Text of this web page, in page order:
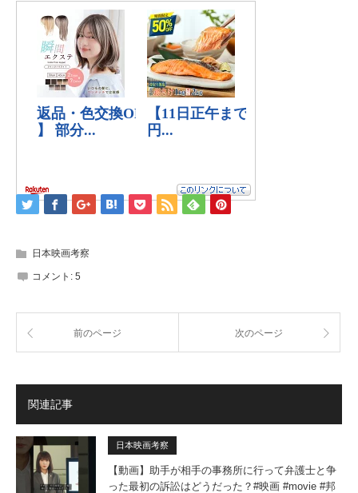
日本映画考察
コメント: 5
前のページ 次のページ
関連記事
日本映画考察
【動画】助手が相手の事務所に行って弁護士と争
った最初の訴訟はどうだった？#映画 #movie #邦